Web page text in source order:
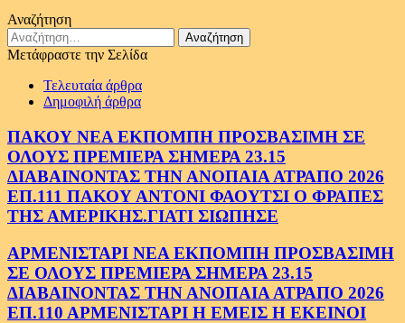
Αναζήτηση
Αναζήτηση
για:
Μετάφραστε την Σελίδα
Τελευταία άρθρα
Δημοφιλή άρθρα
ΠΑΚΟΥ ΝΕΑ ΕΚΠΟΜΠΗ ΠΡΟΣΒΑΣΙΜΗ ΣΕ
ΟΛΟΥΣ ΠΡΕΜΙΕΡΑ ΣΗΜΕΡΑ 23.15
ΔΙΑΒΑΙΝΟΝΤΑΣ ΤΗΝ ΑΝΟΠΑΙΑ ΑΤΡΑΠΟ 2026
ΕΠ.111 ΠΑΚΟΥ ΑΝΤΟΝΙ ΦΑΟΥΤΣΙ Ο ΦΡΑΠΕΣ
ΤΗΣ ΑΜΕΡΙΚΗΣ.ΓΙΑΤΙ ΣΙΩΠΗΣΕ
ΑΡΜΕΝΙΣΤΑΡΙ ΝΕΑ ΕΚΠΟΜΠΗ ΠΡΟΣΒΑΣΙΜΗ
ΣΕ ΟΛΟΥΣ ΠΡΕΜΙΕΡΑ ΣΗΜΕΡΑ 23.15
ΔΙΑΒΑΙΝΟΝΤΑΣ ΤΗΝ ΑΝΟΠΑΙΑ ΑΤΡΑΠΟ 2026
ΕΠ.110 ΑΡΜΕΝΙΣΤΑΡΙ Η ΕΜΕΙΣ Η ΕΚΕΙΝΟΙ